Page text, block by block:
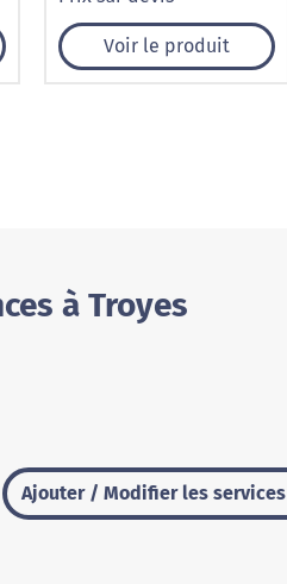
Voir le produit
à Troyes
Ajouter / Modifier les services